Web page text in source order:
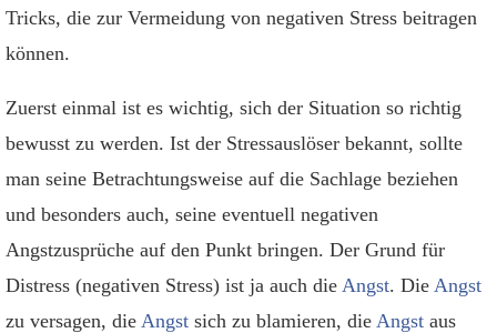
Tricks, die zur Vermeidung von negativen Stress beitragen
können.
Zuerst einmal ist es wichtig, sich der Situation so richtig
bewusst zu werden. Ist der Stressauslöser bekannt, sollte
man seine Betrachtungsweise auf die Sachlage beziehen
und besonders auch, seine eventuell negativen
Angstzusprüche auf den Punkt bringen. Der Grund für
Distress (negativen Stress) ist ja auch die Angst. Die Angst
zu versagen, die Angst sich zu blamieren, die Angst aus